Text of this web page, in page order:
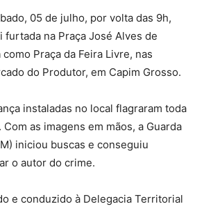
05 de julho, por volta das 9h,
furtada na Praça José Alves de
Praça da Feira Livre, nas
do Produtor, em Capim Grosso.
instaladas no local flagraram toda
as imagens em mãos, a Guarda
iniciou buscas e conseguiu
o autor do crime.
e conduzido à Delegacia Territorial